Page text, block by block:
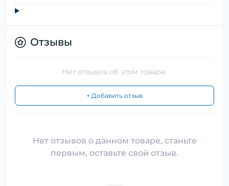
Отзывы
Нет отзывов об этом товаре.
+ Добавить отзыв
Нет отзывов о данном товаре, станьте
первым, оставьте свой отзыв.